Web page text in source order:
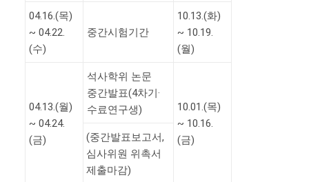
04.16.(목)
~ 04.22.
(수)
중간시험기간
10.13.(화)
~ 10.19.
(월)
04.13.(월)
~ 04.24.
(금)
석사학위 논문
중간발표(4차기·
수료연구생)
10.01.(목)
~ 10.16.
(금)
(중간발표보고서,
심사위원 위촉서
제출마감)